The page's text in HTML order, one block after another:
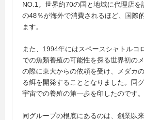
NO.1。世界約70の国と地域に代理店を
の48％が海外で消費されるほど、国際
ます。
また、1994年にはスペースシャトルコ
での魚類養殖の可能性を探る世界初の
の際に東大からの依頼を受け、メダカ
る餌を開発することとなりました。同
宇宙での養殖の第一歩を印したのです。
同グループの根底にあるのは、創業以